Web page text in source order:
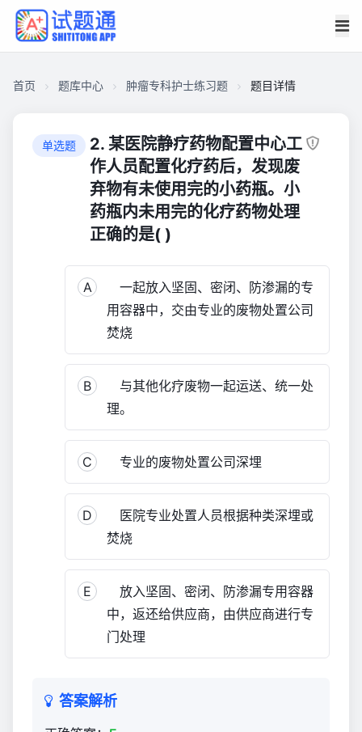
首页 题库中心 肿瘤专科护士练习题 题目详情
单选题
2. 某医院静疗药物配置中心工
作人员配置化疗药后，发现废
弃物有未使用完的小药瓶。小
药瓶内未用完的化疗药物处理
正确的是( )
A
一起放入坚固、密闭、防渗漏的专
用容器中，交由专业的废物处置公司
焚烧
B
与其他化疗废物一起运送、统一处
理。
C 专业的废物处置公司深埋
D
医院专业处置人员根据种类深埋或
焚烧
E
放入坚固、密闭、防渗漏专用容器
中，返还给供应商，由供应商进行专
门处理
答案解析